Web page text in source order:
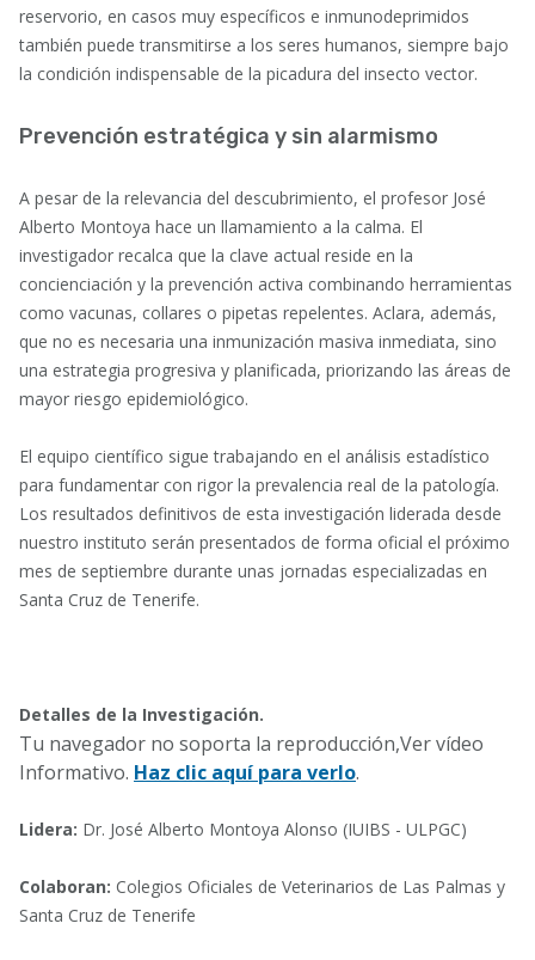
reservorio, en casos muy específicos e inmunodeprimidos
también puede transmitirse a los seres humanos, siempre bajo
la condición indispensable de la picadura del insecto vector.
Prevención estratégica y sin alarmismo
A pesar de la relevancia del descubrimiento, el profesor José
Alberto Montoya hace un llamamiento a la calma. El
investigador recalca que la clave actual reside en la
concienciación y la prevención activa combinando herramientas
como vacunas, collares o pipetas repelentes. Aclara, además,
que no es necesaria una inmunización masiva inmediata, sino
una estrategia progresiva y planificada, priorizando las áreas de
mayor riesgo epidemiológico.
El equipo científico sigue trabajando en el análisis estadístico
para fundamentar con rigor la prevalencia real de la patología.
Los resultados definitivos de esta investigación liderada desde
nuestro instituto serán presentados de forma oficial el próximo
mes de septiembre durante unas jornadas especializadas en
Santa Cruz de Tenerife.
Detalles de la Investigación.
Tu navegador no soporta la reproducción,Ver vídeo
Informativo. Haz clic aquí para verlo.
Lidera: Dr. José Alberto Montoya Alonso (IUIBS - ULPGC)
Colaboran: Colegios Oficiales de Veterinarios de Las Palmas y
Santa Cruz de Tenerife